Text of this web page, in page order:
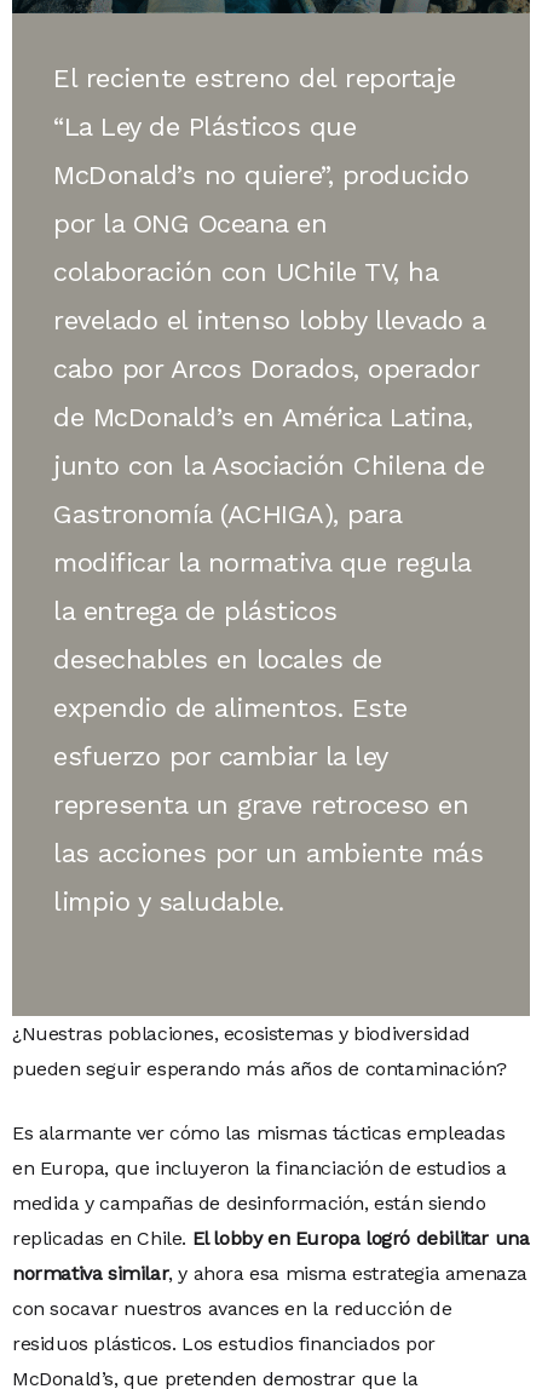
El reciente estreno del reportaje
“La Ley de Plásticos que
McDonald’s no quiere”, producido
por la ONG Oceana en
colaboración con UChile TV, ha
revelado el intenso lobby llevado a
cabo por Arcos Dorados, operador
de McDonald’s en América Latina,
junto con la Asociación Chilena de
Gastronomía (ACHIGA), para
modificar la normativa que regula
la entrega de plásticos
desechables en locales de
expendio de alimentos. Este
esfuerzo por cambiar la ley
representa un grave retroceso en
las acciones por un ambiente más
limpio y saludable.
¿Nuestras poblaciones, ecosistemas y biodiversidad
pueden seguir esperando más años de contaminación?
Es alarmante ver cómo las mismas tácticas empleadas
en Europa, que incluyeron la financiación de estudios a
medida y campañas de desinformación, están siendo
replicadas en Chile. El lobby en Europa logró debilitar una
normativa similar, y ahora esa misma estrategia amenaza
con socavar nuestros avances en la reducción de
residuos plásticos. Los estudios financiados por
McDonald’s, que pretenden demostrar que la